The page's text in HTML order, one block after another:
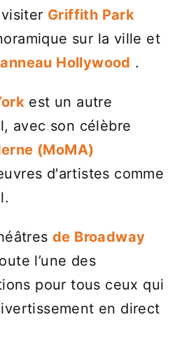
Griffith Park
sur la ville et
Hollywood .
est un autre
avec son célèbre
(MoMA)
d'artistes comme
de Broadway
l’une des
pour tous ceux qui
en direct